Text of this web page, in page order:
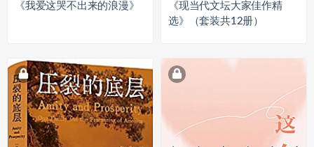
《我爱这哭不出来的浪漫》
《现当代文坛大家佳作精
选》（套装共12册）